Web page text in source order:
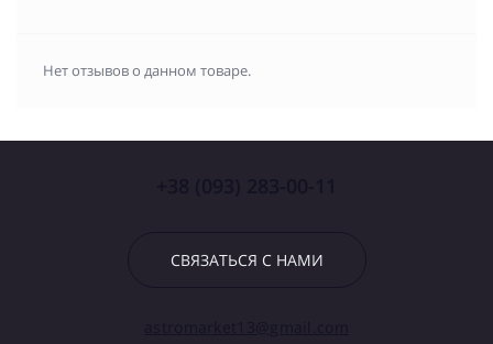
Нет отзывов о данном товаре.
СВЯЗАТЬСЯ С НАМИ